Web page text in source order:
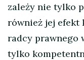
zależy nie tylko
również jej efekt
radcy prawnego
tylko